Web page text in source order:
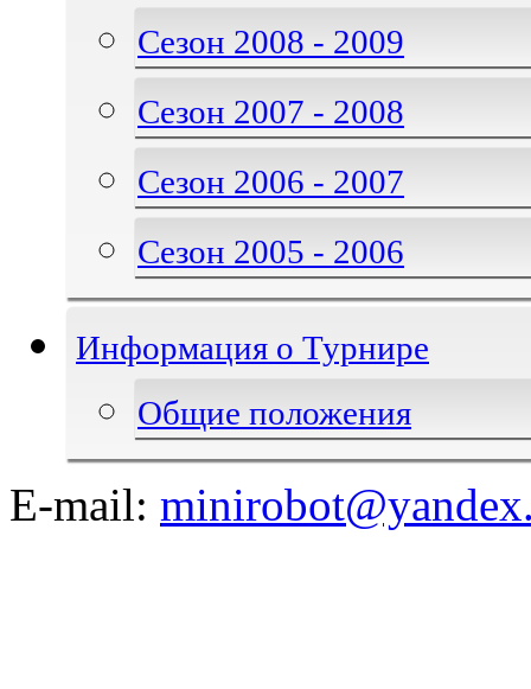
Сезон 2008 - 2009
Сезон 2007 - 2008
Сезон 2006 - 2007
Сезон 2005 - 2006
Информация о Турнире
Общие положения
E-mail: